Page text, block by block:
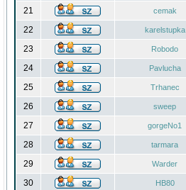
21 cemak
22 karelstupka
23 Robodo
24 Pavlucha
25 Trhanec
26 sweep
27 gorgeNo1
28 tarmara
29 Warder
30 HB80